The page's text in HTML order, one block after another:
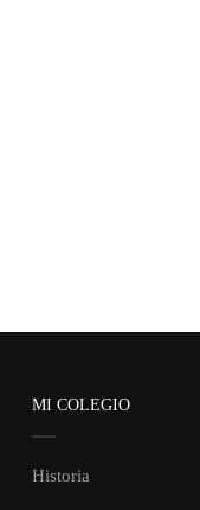
MI COLEGIO
Historia